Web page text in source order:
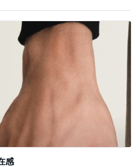
感
読む